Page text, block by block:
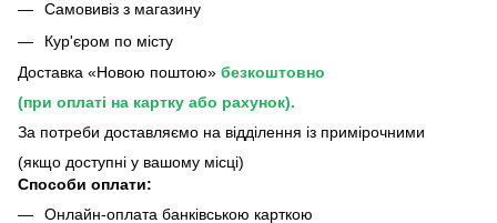
Самовивіз з магазину
Кур'єром по місту
Доставка «Новою поштою» безкоштовно
(при оплаті на картку або рахунок).
За потреби доставляємо на відділення із примірочними
(якщо доступні у вашому місці)
Способи оплати:
Онлайн-оплата банківською карткою